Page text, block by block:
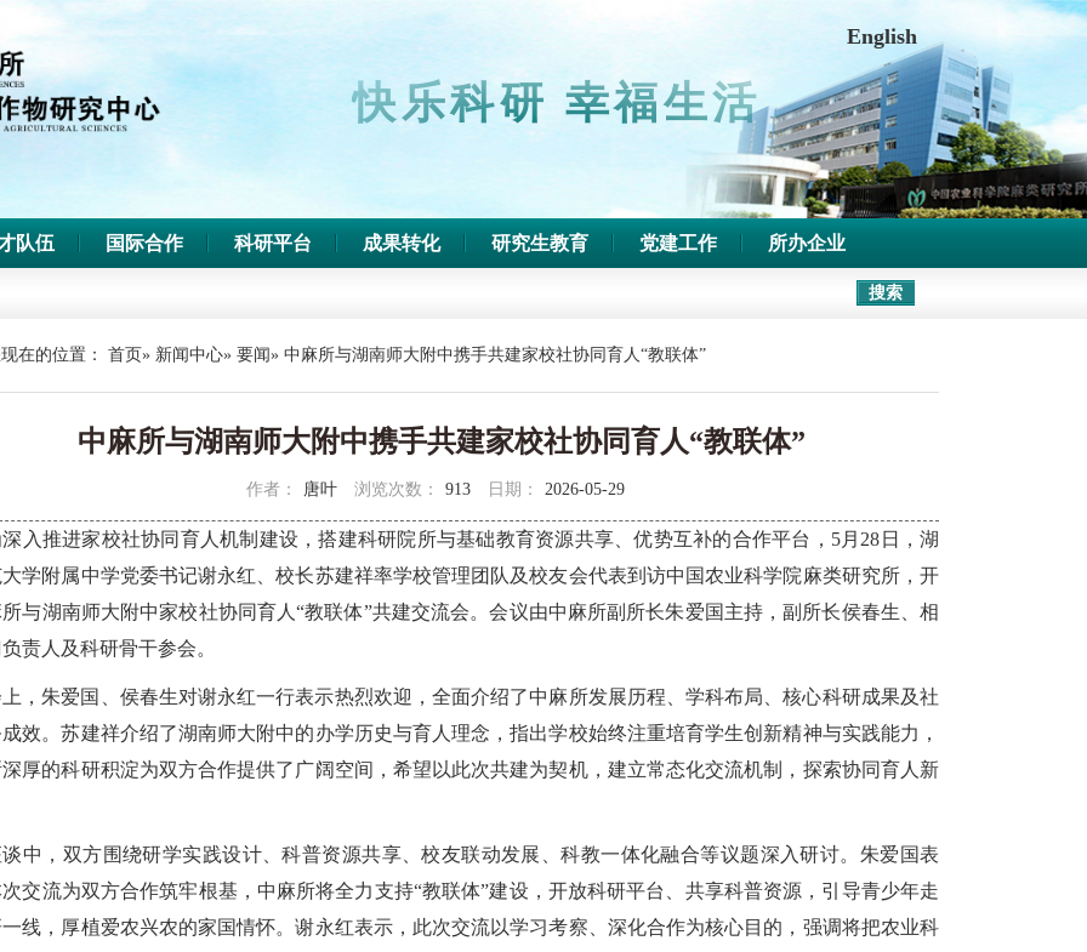
收藏本站
English
快乐科研 幸福生活
队伍 国际合作 科研平台 成果转化 研究生教育 党建工作 所办企业
在的位置： 首页» 新闻中心» 要闻» 中麻所与湖南师大附中携手共建家校社协同育人“教联体”
中麻所与湖南师大附中携手共建家校社协同育人“教联体”
作者： 唐叶 浏览次数： 913 日期： 2026-05-29
入推进家校社协同育人机制建设，搭建科研院所与基础教育资源共享、优势互补的合作平台，5月28日， 湖
学附属中学党委书记谢永红、校长苏建祥率学校管理团队及校友会代表到访中国农业科学院麻类研究所，开
与湖南师大附中家校社协同育人“教联体”共建交流会。会议由中麻所副所长朱爱国主持，副所长侯春生、相
责人及科研骨干参会。
，朱爱国、侯春生对谢永红一行表示热烈欢迎，全面介绍了中麻所发展历程、学科布局、核心科研成果及社
效。苏建祥介绍了湖南师大附中的办学历史与育人理念，指出学校始终注重培育学生创新精神与实践能力，
厚的科研积淀为双方合作提供了广阔空间，希望以此次共建为契机，建立常态化交流机制，探索协同育人新
中，双方围绕研学实践设计、科普资源共享、校友联动发展、科教一体化融合等议题深入研讨。朱爱国表
交流为双方合作筑牢根基，中麻所将全力支持“教联体”建设，开放科研平台、共享科普资源，引导青少年走
线，厚植爱农兴农的家国情怀。谢永红表示，此次交流以学习考察、深化合作为核心目的，强调将把农业科